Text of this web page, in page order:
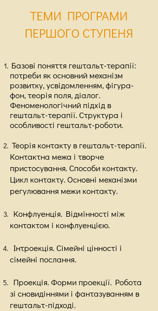
ТЕМИ ПРОГРАМИ
ПЕРШОГО СТУПЕНЯ
Базові поняття гештальт-терапії:
потреби як основний механізм
розвитку, усвідомленням, фігура-
фон, теорія поля, діалог.
Феноменологічний підхід в
гештальт-терапії. Структура і
особливості гештальт-роботи.
Теорія контакту в гештальт-терапії.
Контактна межа і творче
пристосування. Способи контакту.
Цикл контакту. Основні механізми
регулювання межи контакту.
Конфлуенція. Відмінності між
контактом і конфлуенцією.
Інтроекція. Сімейні цінності і
сімейні послання.
Проекція. Форми проекції. Робота
зі сновидіннями і фантазуванням в
гештальт-підході.